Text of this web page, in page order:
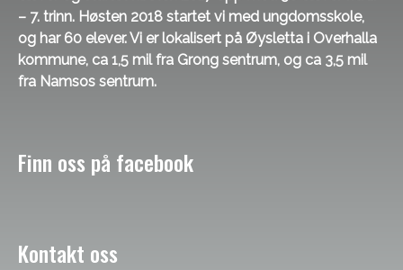
– 7. trinn. Høsten 2018 startet vi med ungdomsskole,
og har 60 elever. Vi er lokalisert på Øysletta i Overhalla
kommune, ca 1,5 mil fra Grong sentrum, og ca 3,5 mil
fra Namsos sentrum.
Finn oss på facebook
Kontakt oss